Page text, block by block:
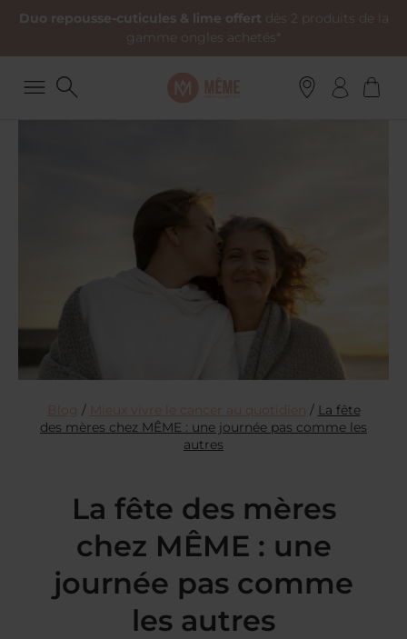
Duo repousse-cuticules & lime offert dès 2 produits de la
gamme ongles achetés*
Blog / Mieux vivre le cancer au quotidien / La fête
des mères chez MÊME : une journée pas comme les
autres
La fête des mères
chez MÊME : une
journée pas comme
les autres